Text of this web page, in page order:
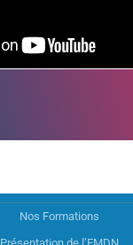
Nos Formations